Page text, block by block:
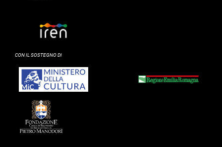
CON IL SOSTEGNO DI